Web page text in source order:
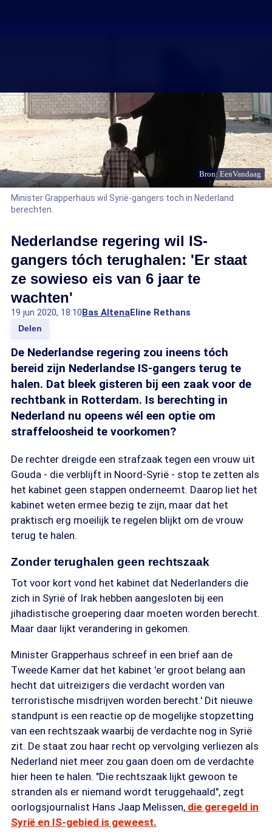
Bron: EenVandaag
Minister Grapperhaus wil Syrië-gangers toch in Nederland
berechten.
Nederlandse regering wil IS-
gangers tóch terughalen: 'Er staat
ze sowieso eis van 6 jaar te
wachten'
19 jun 2020, 18:10Bas AltenaEline Rethans
Delen
De Nederlandse regering zou ineens tóch
bereid zijn Nederlandse IS-gangers terug te
halen. Dat bleek gisteren bij een zaak voor de
rechtbank in Rotterdam. Is berechting in
Nederland nu opeens wél een optie om
straffeloosheid te voorkomen?
De rechter dreigde een strafzaak tegen een vrouw uit
Gouda - die verblijft in Noord-Syrië - stop te zetten als
het kabinet geen stappen onderneemt. Daarop liet het
kabinet weten ermee bezig te zijn, maar dat het
praktisch erg moeilijk te regelen blijkt om de vrouw
terug te halen.
Zonder terughalen geen rechtszaak
Tot voor kort vond het kabinet dat Nederlanders die
zich in Syrië of Irak hebben aangesloten bij een
jihadistische groepering daar moeten worden berecht.
Maar daar lijkt verandering in gekomen.
Minister Grapperhaus schreef in een brief aan de
Tweede Kamer dat het kabinet 'er groot belang aan
hecht dat uitreizigers die verdacht worden van
terroristische misdrijven worden berecht.' Dit nieuwe
standpunt is een reactie op de mogelijke stopzetting
van een rechtszaak waarbij de verdachte nog in Syrië
zit. De staat zou haar recht op vervolging verliezen als
Nederland niet meer zou gaan doen om de verdachte
hier heen te halen. "Die rechtszaak lijkt gewoon te
stranden als er niemand wordt teruggehaald", zegt
oorlogsjournalist Hans Jaap Melissen, die geregeld in
Syrië en IS-gebied is geweest.